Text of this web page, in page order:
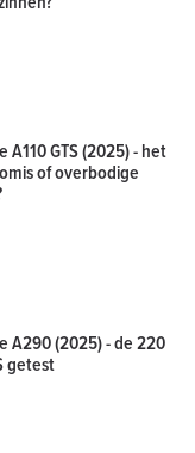
A110 GTS (2025) - het
of overbodige
A290 (2025) - de 220
getest